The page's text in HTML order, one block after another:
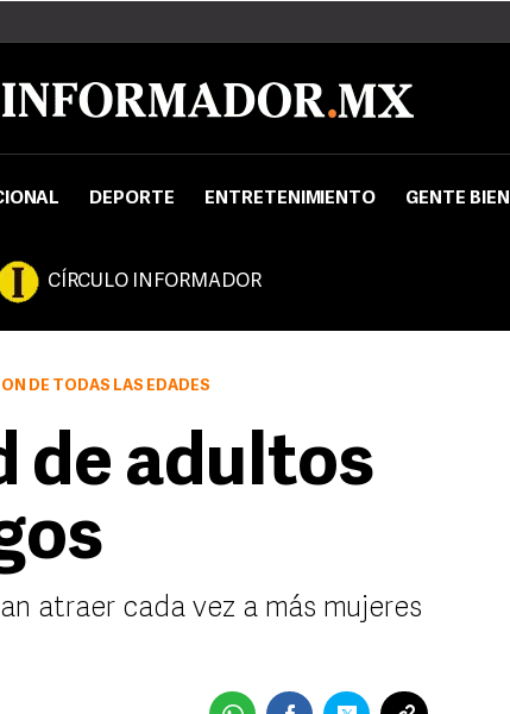
DEPORTE ENTRETENIMIENTO GENTE BIEN
CÍRCULO INFORMADOR
DE TODAS LAS EDADES
de adultos
atraer cada vez a más mujeres